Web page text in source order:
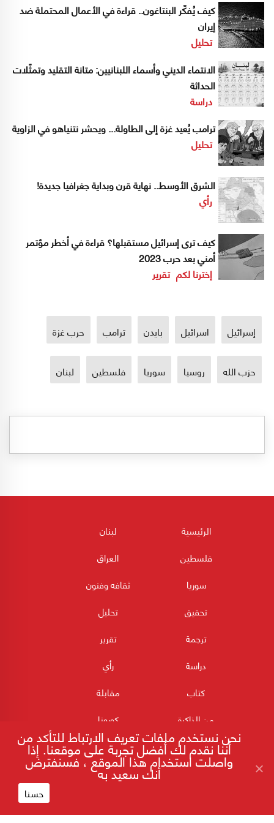
كيف يُفكّر البنتاغون.. قراءة في الأعمال المحتملة ضد
إيران
تحليل
الانتماء الديني وأسماء اللبنانيين: متانة التقليد وتمثّلات
الحداثة
دراسة
ترامب يُعيد غزة إلى الطاولة... ويحشر نتنياهو في الزاوية
تحليل
الشرق الأوسط.. نهاية قرن وبداية جغرافيا جديدة!
رأي
كيف ترى إسرائيل مستقبلها؟ قراءة في أخطر مؤتمر
أمني بعد حرب 2023
إخترنا لكم تقرير
إسرائيل اسرائيل بايدن ترامب حرب غزة
حزب الله روسيا سوريا فلسطين لبنان
الرئيسية
لبنان
فلسطين
العراق
سوريا
ثقافه وفنون
تحقيق
تحليل
ترجمة
تقرير
دراسة
رأي
كتاب
مقابلة
من الذاكرة
كورونا
نحن نستخدم ملفات تعريف الارتباط للتأكد من
أننا نقدم لك أفضل تجربة على موقعنا. إذا
واصلت استخدام هذا الموقع ، فسنفترض
أنك سعيد به
حسنا